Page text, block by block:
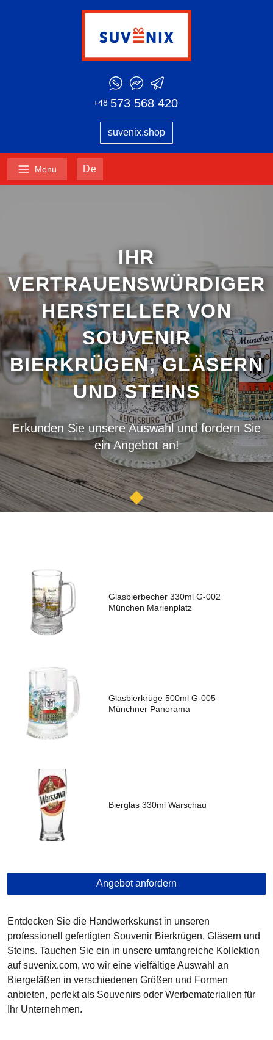
+48 573 568 420
suvenix.shop
Menu De
IHR
VERTRAUENSWÜRDIGER
HERSTELLER VON
SOUVENIR
BIERKRÜGEN, GLÄSERN
UND STEINS
Erkunden Sie unsere Auswahl und fordern Sie
ein Angebot an!
Glasbierbecher 330ml G-002
München Marienplatz
Glasbierkrüge 500ml G-005
Münchner Panorama
Bierglas 330ml Warschau
Entdecken Sie die Handwerkskunst in unseren
professionell gefertigten Souvenir Bierkrügen, Gläsern und
Steins. Tauchen Sie ein in unsere umfangreiche Kollektion
auf suvenix.com, wo wir eine vielfältige Auswahl an
Biergefäßen in verschiedenen Größen und Formen
anbieten, perfekt als Souvenirs oder Werbematerialien für
Ihr Unternehmen.
Angebot anfordern
Rückruf anfordern
Name
Telefon
Fordern Sie jetzt ein Angebot an!